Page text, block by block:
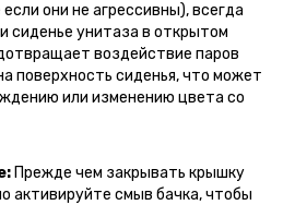
они не агрессивны), всегда
сиденье унитаза в открытом
воздействие паров
поверхность сиденья, что может
или изменению цвета со
Прежде чем закрывать крышку
активируйте смыв бачка, чтобы